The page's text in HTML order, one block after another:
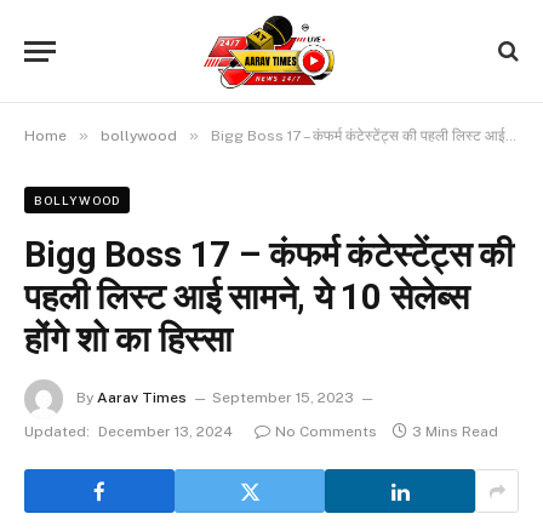
Home » bollywood » Bigg Boss 17 – कंफर्म कंटेस्टेंट्स की पहली लिस्ट आई सामने, ये 10 सेलेब्स होंगे शो का हिस्सा
BOLLYWOOD
Bigg Boss 17 – कंफर्म कंटेस्टेंट्स की
पहली लिस्ट आई सामने, ये 10 सेलेब्स
होंगे शो का हिस्सा
By Aarav Times
September 15, 2023
Updated:
December 13, 2024 No Comments 3 Mins Read